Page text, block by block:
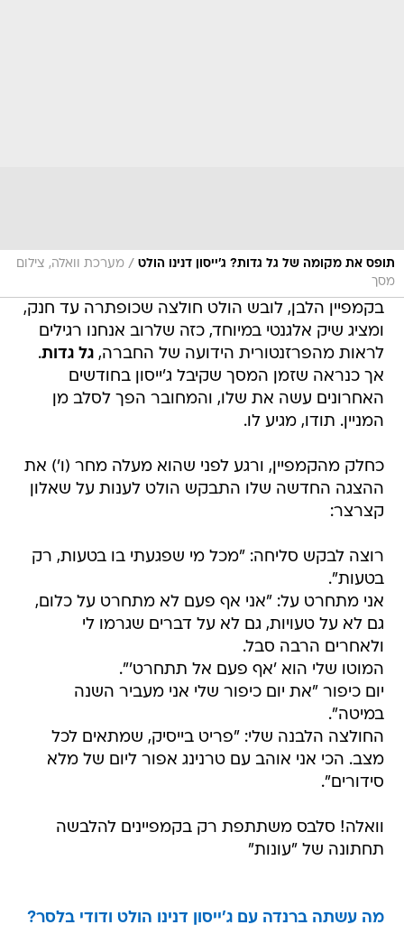
תופס את מקומה של גל גדות? ג'ייסון דנינו הולט / מערכת וואלה, צילום
מסך
בקמפיין הלבן, לובש הולט חולצה שכופתרה עד חנק,
ומציג שיק אלגנטי במיוחד, כזה שלרוב אנחנו רגילים
לראות מהפרזנטורית הידועה של החברה,גל גדות.
אך כנראה שזמן המסך שקיבל ג'ייסון בחודשים
האחרונים עשה את שלו, והמחובר הפך לסלב מן
המניין. תודו, מגיע לו.
כחלק מהקמפיין, ורגע לפני שהוא מעלה מחר (ו') את
ההצגה החדשה שלו התבקש הולט לענות על שאלון
קצרצר:
רוצה לבקש סליחה: "מכל מי שפגעתי בו בטעות, רק
בטעות".
אני מתחרט על: "אני אף פעם לא מתחרט על כלום,
גם לא על טעויות, גם לא על דברים שגרמו לי
ולאחרים הרבה סבל.
המוטו שלי הוא 'אף פעם אל תתחרט'".
יום כיפור "את יום כיפור שלי אני מעביר השנה 
במיטה".
החולצה הלבנה שלי: "פריט בייסיק, שמתאים לכל
מצב. הכי אני אוהב עם טרנינג אפור ליום של מלא
סידורים".
וואלה! סלבס משתתפת רק בקמפיינים להלבשה
תחתונה של "עונות"
מה עשתה ברנדה עם ג'ייסון דנינו הולט ודודי בלסר?